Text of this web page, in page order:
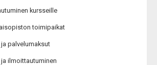
kursseille
toimipaikat
palvelumaksut
ilmoittautuminen